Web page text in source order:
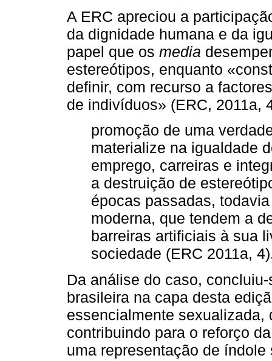
A ERC apreciou a
da dignidade humana e da
papel que os media
estereótipos, enquanto
definir, com recurso a
de indivíduos» (ERC, 2011a,
promoção de uma
materialize na igualdade
emprego, carreiras e
a destruição de
épocas passadas,
moderna, que tendem a
barreiras artificiais à sua
sociedade (ERC 2011a,
Da análise do caso,
brasileira na capa desta
essencialmente sexualizada,
contribuindo para o reforço
uma representação de